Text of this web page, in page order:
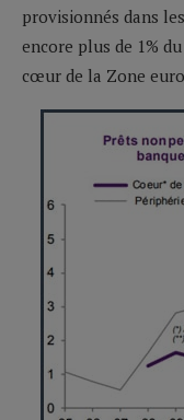
provisionnés dans
encore plus de 1%
cœur de la Zone